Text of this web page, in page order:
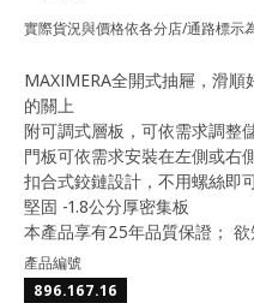
實際貨況與價格依各分店/通路標示
MAXIMERA全開式抽屜，滑
的關上
附可調式層板，可依需求調整
門板可依需求安裝在左側或右
扣合式鉸鏈設計，不用螺絲即
堅固 -1.8公分厚密集板
本產品享有25年品質保證；
產品編號
896.167.16